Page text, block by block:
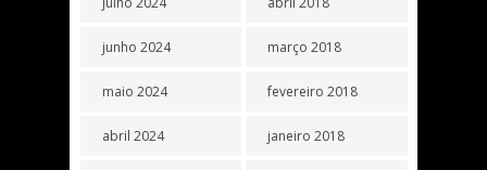
junho 2024
maio 2024
abril 2024
março 2018
fevereiro 2018
janeiro 2018